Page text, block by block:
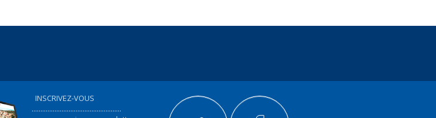
en France,...
FEUILLETER
INSCRIVEZ-VOUS
...................................................